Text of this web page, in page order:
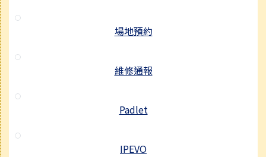
場地預約
維修通報
Padlet
IPEVO